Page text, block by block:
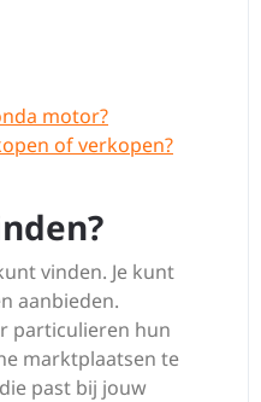
motor?
of verkopen?
vinden. Je kunt
aanbieden.
particulieren hun
marktplaatsen te
past bij jouw